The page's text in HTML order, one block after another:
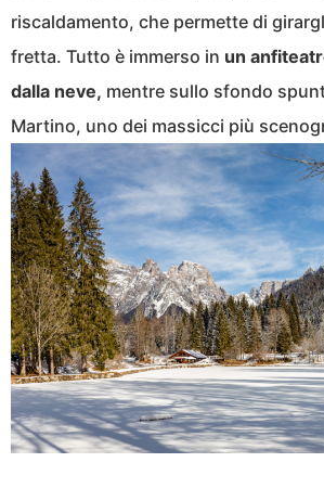
riscaldamento, che permette di
fretta. Tutto è immerso in un
dalla neve, mentre sullo sfondo
Martino, uno dei massicci più